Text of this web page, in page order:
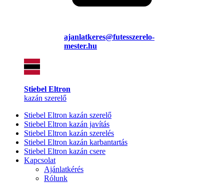
ajanlatkeres@futesszerelo-
mester.hu
Stiebel Eltron
kazán szerelő
Stiebel Eltron kazán szerelő
Stiebel Eltron kazán javítás
Stiebel Eltron kazán szerelés
Stiebel Eltron kazán karbantartás
Stiebel Eltron kazán csere
Kapcsolat
Ajánlatkérés
Rólunk